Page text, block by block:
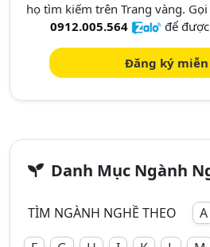
họ tìm kiếm trên Trang vàng. Gọi
0912.005.564
để
Đăng ký
Danh Mục Ngành
TÌM NGÀNH NGHỀ THEO A